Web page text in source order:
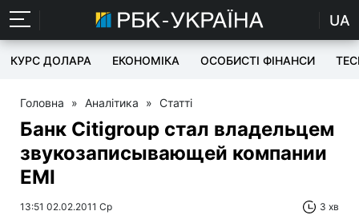
UA
КУРС ДОЛАРА ЕКОНОМІКА ОСОБИСТІ ФІНАНСИ
Головна » Аналітика » Статті
Банк Citigroup стал владельцем
звукозаписывающей компании
EMI
13:51 02.02.2011 Ср 3 хв